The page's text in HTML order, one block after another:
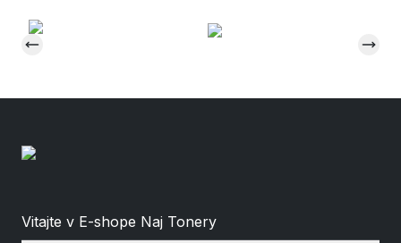
Vitajte v E-shope Naj Tonery